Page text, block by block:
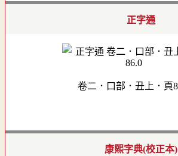
正字通
卷二．口部．丑上．頁
康熙字典(校正本)